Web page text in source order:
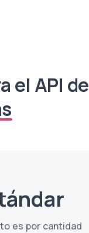
el API de
es por cantidad